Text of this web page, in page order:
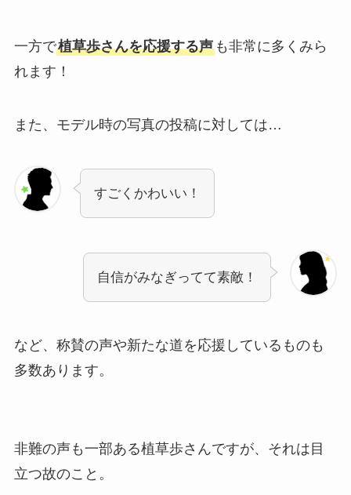
一方で植草歩さんを応援する声も非常に多くみら
れます！
また、モデル時の写真の投稿に対しては…
すごくかわいい！
自信がみなぎってて素敵！
など、称賛の声や新たな道を応援しているものも
多数あります。
非難の声も一部ある植草歩さんですが、それは目
立つ故のこと。